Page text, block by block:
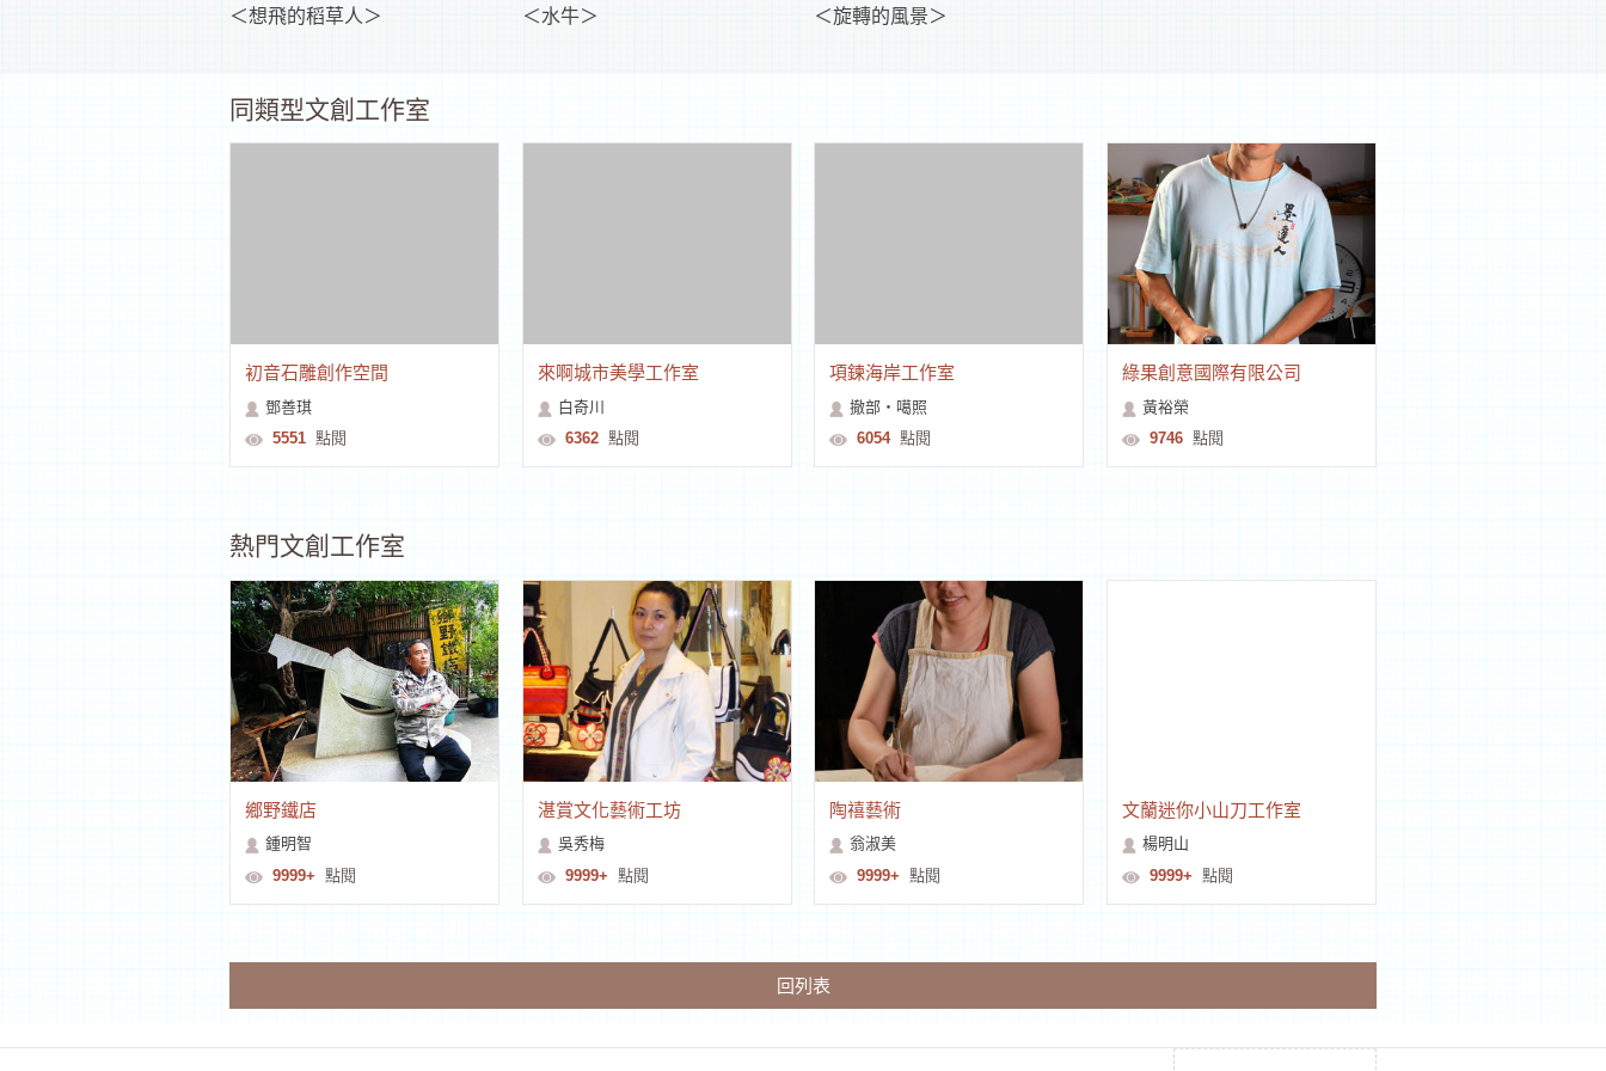
＜想飛的稻草人＞ ＜水牛＞ ＜旋轉的風景＞
同類型文創工作室
初音石雕創作空間
鄧善琪
5551 點閱
來啊城市美學工作室
白奇川
6362 點閱
項鍊海岸工作室
撤部‧噶照
6054 點閱
綠果創意國際有限公司
黃裕榮
9746 點閱
熱門文創工作室
鄉野鐵店
鍾明智
9999+ 點閱
湛賞文化藝術工坊
吳秀梅
9999+ 點閱
陶禧藝術
翁淑美
9999+ 點閱
文蘭迷你小山刀工作室
楊明山
9999+ 點閱
回列表